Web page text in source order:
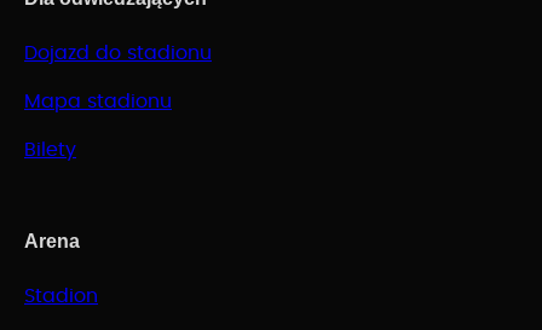
Dojazd do stadionu
Mapa stadionu
Bilety
Arena
Stadion